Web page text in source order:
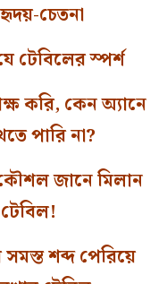
চেতনা
টেবিলের স্পর্শ
করি, কেন অ্যানে
পারি না?
জানে মিলান
শব্দ পেরিয়ে